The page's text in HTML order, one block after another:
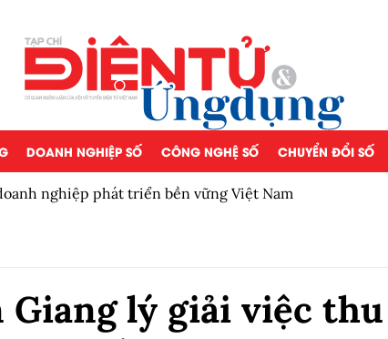
DOANH NGHIỆP SỐ CÔNG NGHỆ SỐ CHUYỂN ĐỔI SỐ
Việt Nam 5 chính sách nổi bật có
lý giải việc thu